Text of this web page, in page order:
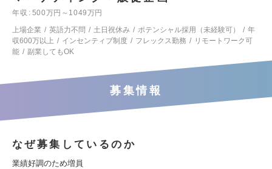
年収
500万円～1049万円
上場企業
英語力不問 土日祝休み ポテンシャル採用（未経験可）
年
収600万以上
インセンティブ制度 フレックス勤務
リモートワーク可
能
副業してもOK
募集情報
なぜ募集しているのか
業績好調のため増員